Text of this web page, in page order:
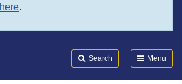
here.
Search Menu